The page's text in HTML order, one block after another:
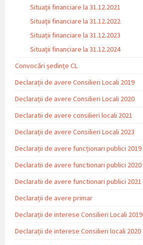
Situaţii financiare la 31.12.2021
Situaţii financiare la 31.12.2022
Situații financiare la 31.12.2023
Situaţii financiare la 31.12.2024
Convocări ședințe CL
Declarații de avere Consilieri Locali 2019
Declarații de avere Consilieri Locali 2020
Declaratii de avere consilieri locali 2021
Declarații de avere Consilieri Locali 2023
Declarații de avere funcționari publici 2019
Declaratii de avere functionari publici 2020
Declaratii de avere functionari publici 2021
Declarații de avere primar
Declarații de interese Consilieri Locali 2019
Declarații de interese Consilieri locali 2020